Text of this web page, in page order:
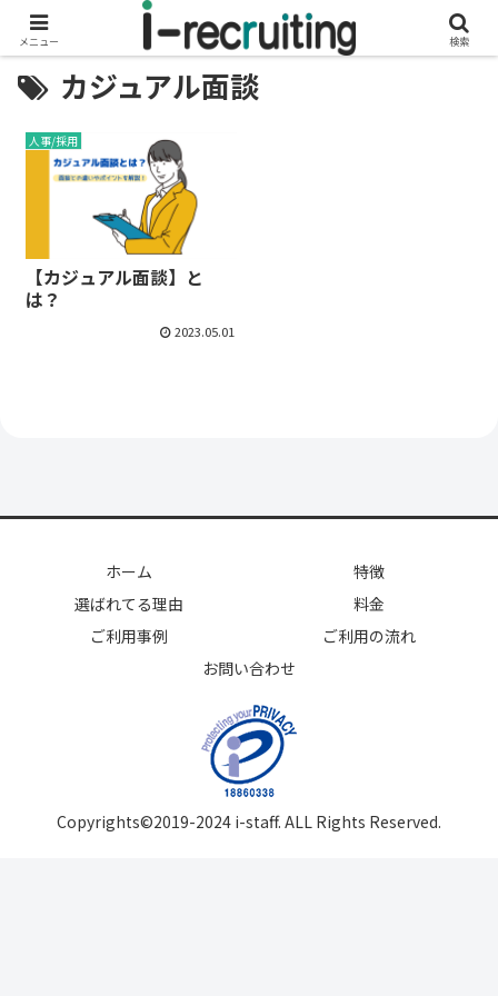
カジュアル面談
人事/採用
【カジュアル面談】と
は？
2023.05.01
ホーム
特徴
選ばれてる理由
料金
ご利用事例
ご利用の流れ
お問い合わせ
Copyrights©2019-2024 i-staff. ALL Rights Reserved.
メニュー 検索